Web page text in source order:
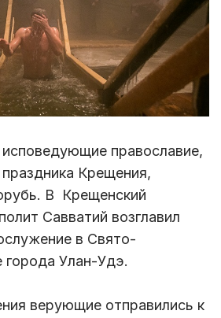
православие,
Крещения,
В Крещенский
Савватий возглавил
в Свято-
города Улан-Удэ.
верующие отправились к